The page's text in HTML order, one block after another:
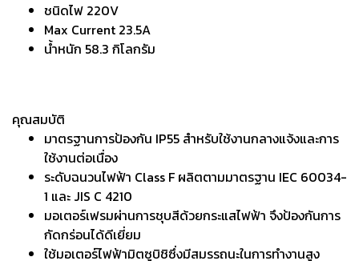
ชนิดไฟ 220V
Max Current 23.5A
น้ำหนัก 58.3 กิโลกรัม
คุณสมบัติ
มาตรฐานการป้องกัน IP55 สำหรับใช้งานกลางแจ้งและการ
ใช้งานต่อเนื่อง
ระดับฉนวนไฟฟ้า Class F ผลิตตามมาตรฐาน IEC 60034-
1 และ JIS C 4210
มอเตอร์เฟรมผ่านการชุบสีด้วยกระแสไฟฟ้า จึงป้องกันการ
กัดกร่อนได้ดีเยี่ยม
ใช้มอเตอร์ไฟฟ้ามิตซูบิชิซึ่งมีสมรรถนะในการทำงานสูง